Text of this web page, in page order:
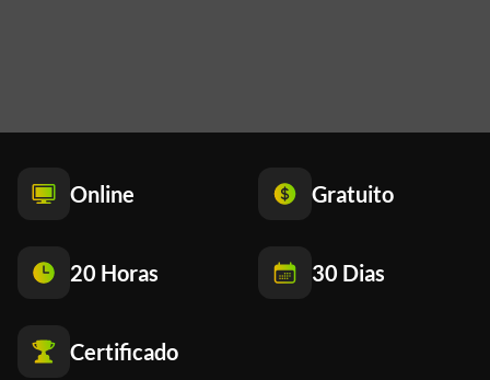
Online Gratuito
20 Horas 30 Dias
Certificado